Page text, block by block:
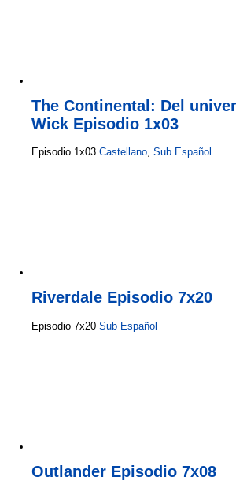
The Continental: Del
Wick Episodio 1x03
Episodio 1x03 Castellano, Sub Español
Riverdale Episodio 7x20
Episodio 7x20 Sub Español
Outlander Episodio 7x08